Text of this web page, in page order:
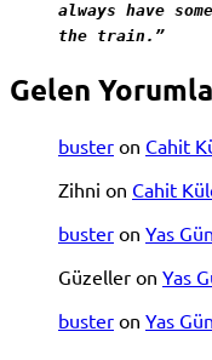
always have
the train.”
Gelen
buster on Cahit
Zihni on Cahit
buster on Yas
Güzeller on Yas
buster on Yas